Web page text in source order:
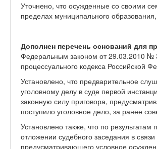
Уточнено, что осужденные со своими
пределах муниципального
Дополнен перечень оснований для
Федеральным законом от 29.03.2010 №
процессуального кодекса Российской
Установлено, что предварительное
уголовному делу в суде первой
законную силу приговора,
поступило уголовное дело, за ранее
Установлено также, что по
отложении судебного заседания в
предусматривающего условное